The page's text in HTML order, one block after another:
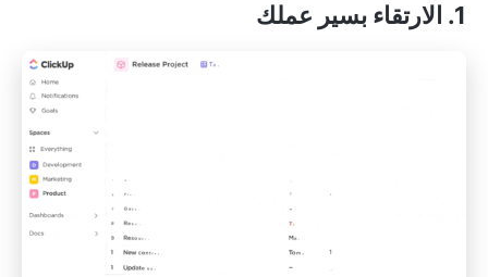
1. الارتقاء بسير عملك